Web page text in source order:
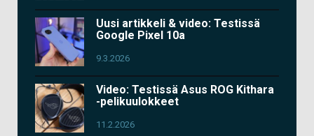
Uusi artikkeli & video: Testissä
Google Pixel 10a
9.3.2026
Video: Testissä Asus ROG Kithara
-pelikuulokkeet
11.2.2026